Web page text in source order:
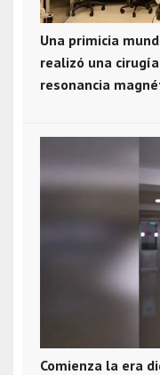
Una primicia
realizó una
resonancia
Comienza la era